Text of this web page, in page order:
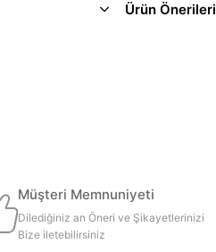
Ürün Önerileri
Müşteri Memnuniyeti
Dilediğiniz an Öneri ve Şikayetlerinizi
Bize iletebilirsiniz